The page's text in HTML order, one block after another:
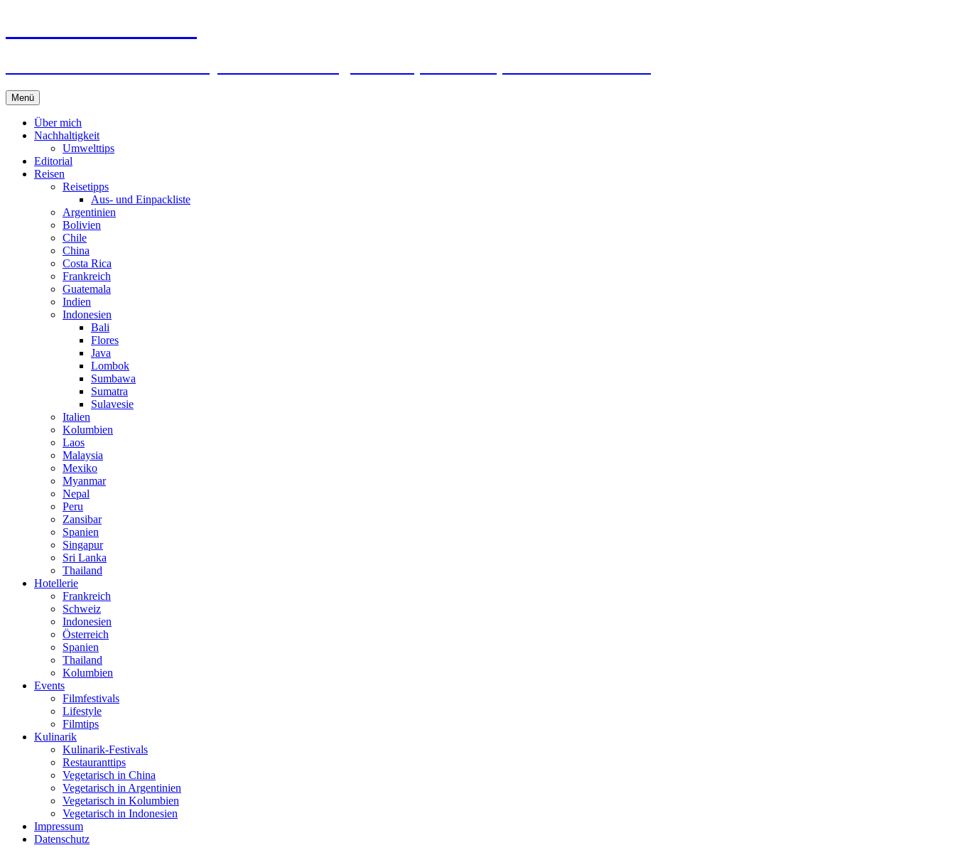
Menü Springe
zum
Inhalt
Über mich
Nachhaltigkeit
Umwelttips
Editorial
Reisen
Reisetipps
Aus- und Einpackliste
Argentinien
Bolivien
Chile
China
Costa Rica
Frankreich
Guatemala
Indien
Indonesien
Bali
Flores
Java
Lombok
Sumbawa
Sumatra
Sulavesie
Italien
Kolumbien
Laos
Malaysia
Mexiko
Myanmar
Nepal
Peru
Zansibar
Spanien
Singapur
Sri Lanka
Thailand
Hotellerie
Frankreich
Schweiz
Indonesien
Österreich
Spanien
Thailand
Kolumbien
Events
Filmfestivals
Lifestyle
Filmtips
Kulinarik
Kulinarik-Festivals
Restauranttips
Vegetarisch in China
Vegetarisch in Argentinien
Vegetarisch in Kolumbien
Vegetarisch in Indonesien
Impressum
Datenschutz